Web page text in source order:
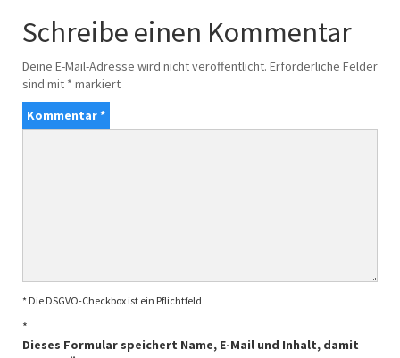
Schreibe einen Kommentar
Deine E-Mail-Adresse wird nicht veröffentlicht. Erforderliche Felder
sind mit * markiert
Kommentar*
* Die DSGVO-Checkbox ist ein Pflichtfeld
*
Dieses Formular speichert Name, E-Mail und Inhalt, damit